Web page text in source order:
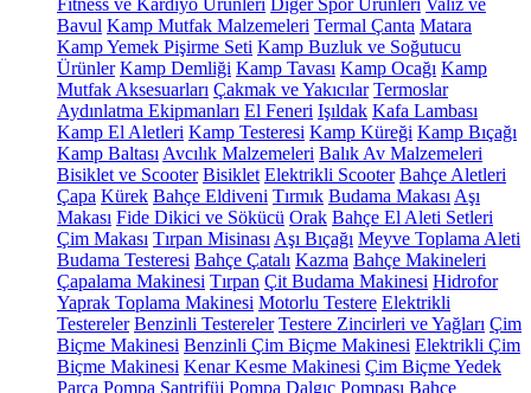
Fitness ve Kardiyo Ürünleri Diğer Spor Ürünleri Valiz ve
Bavul Kamp Mutfak Malzemeleri Termal Çanta Matara
Kamp Yemek Pişirme Seti Kamp Buzluk ve Soğutucu
Ürünler Kamp Demliği Kamp Tavası Kamp Ocağı Kamp
Mutfak Aksesuarları Çakmak ve Yakıcılar Termoslar
Aydınlatma Ekipmanları El Feneri Işıldak Kafa Lambası
Kamp El Aletleri Kamp Testeresi Kamp Küreği Kamp Bıçağı
Kamp Baltası Avcılık Malzemeleri Balık Av Malzemeleri
Bisiklet ve Scooter Bisiklet Elektrikli Scooter Bahçe Aletleri
Çapa Kürek Bahçe Eldiveni Tırmık Budama Makası Aşı
Makası Fide Dikici ve Sökücü Orak Bahçe El Aleti Setleri
Çim Makası Tırpan Misinası Aşı Bıçağı Meyve Toplama Aleti
Budama Testeresi Bahçe Çatalı Kazma Bahçe Makineleri
Çapalama Makinesi Tırpan Çit Budama Makinesi Hidrofor
Yaprak Toplama Makinesi Motorlu Testere Elektrikli
Testereler Benzinli Testereler Testere Zincirleri ve Yağları Çim
Biçme Makinesi Benzinli Çim Biçme Makinesi Elektrikli Çim
Biçme Makinesi Kenar Kesme Makinesi Çim Biçme Yedek
Parça Pompa Santrifüj Pompa Dalgıç Pompası Bahçe